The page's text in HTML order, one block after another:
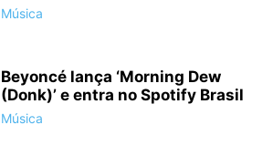
Música
Beyoncé lança ‘Morning Dew
(Donk)’ e entra no Spotify Brasil
Música